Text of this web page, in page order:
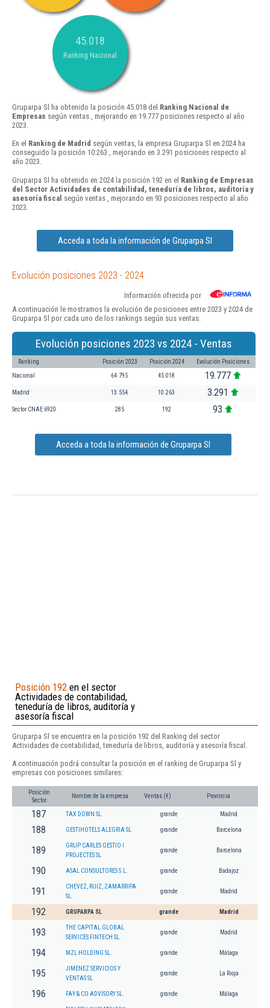
45.018
Ranking Nacional
Gruparpa Sl ha obtenido la posición 45.018 del Ranking Nacional de
Empresas según ventas , mejorando en 19.777 posiciones respecto al año
2023.
En el Ranking de Madrid según ventas, la empresa Gruparpa Sl en 2024 ha
conseguido la posición 10.263 , mejorando en 3.291 posiciones respecto al
año 2023.
Gruparpa Sl ha obtenido en 2024 la posición 192 en el Ranking de Empresas
del Sector Actividades de contabilidad, teneduría de libros, auditoría y
asesoría fiscal según ventas , mejorando en 93 posiciones respecto al año
2023.
Acceda a toda la información de Gruparpa Sl
Evolución posiciones 2023 - 2024
Información ofrecida por
A continuación le mostramos la evolución de posiciones entre 2023 y 2024 de
Gruparpa Sl por cada uno de los rankings según sus ventas:
Evolución posiciones 2023 vs 2024 - Ventas
Ranking Posición 2023 Posición 2024 Evolución Posiciones
Nacional 64.795 45.018 19.777
Madrid 13.554 10.263 3.291
Sector CNAE 6920 285 192 93
Acceda a toda la información de Gruparpa Sl
Posición 192 en el sector
Actividades de contabilidad,
teneduría de libros, auditoría y
asesoría fiscal
Gruparpa Sl se encuentra en la posición 192 del Ranking del sector
Actividades de contabilidad, teneduría de libros, auditoría y asesoría fiscal.
A continuación podrá consultar la posición en el ranking de Gruparpa Sl y
empresas con posiciones similares:
Posición
Sector
Nombre de la empresa Ventas (€) Provincia
187 TAX DOWN SL. grande Madrid
188 GESTIHOTELS ALEGRIA SL grande Barcelona
189
GRUP CARLES GESTIO I
PROJECTES SL
grande Barcelona
190 ASAL CONSULTORES S.L. grande Badajoz
191
CHEVEZ, RUIZ, ZAMARRIPA
SL.
grande Madrid
192 GRUPARPA SL grande Madrid
193
THE CAPITAL GLOBAL
SERVICES FINTECH SL.
grande Madrid
194 MZL HOLDING SL. grande Málaga
195
JIMENEZ SERVICIOS Y
VENTAS SL
grande La Rioja
196 FAY & CO ADVISORY SL. grande Málaga